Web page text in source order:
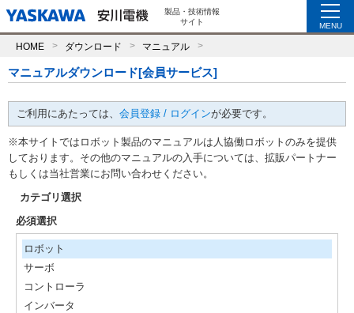
製品・技術情報
サイト
MENU
HOME ダウンロード マニュアル
マニュアルダウンロード[会員サービス]
ご利用にあたっては、 会員登録 / ログインが必要です。
※本サイトではロボット製品のマニュアルは人協働ロボットのみを提供
しております。その他のマニュアルの入手については、拡販パートナー
もしくは当社営業にお問い合わせください。
カテゴリ選択
必須選択
ロボット
サーボ
コントローラ
インバータ